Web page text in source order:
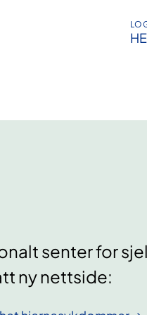
senter for
ny nettside: